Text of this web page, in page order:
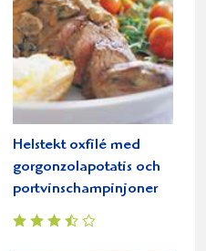
Helstekt oxfilé med
gorgonzolapotatis och
portvinschampinjoner